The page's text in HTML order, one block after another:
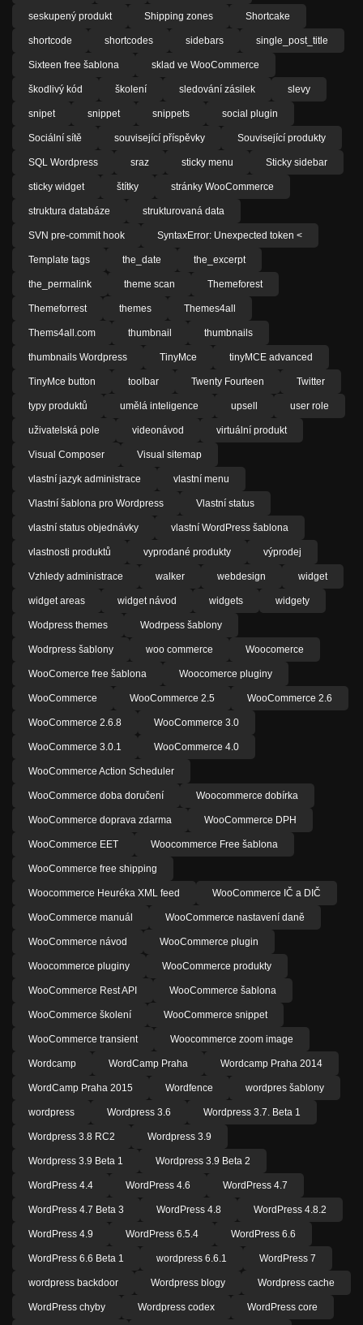
seskupený produkt Shipping zones Shortcake
shortcode shortcodes sidebars single_post_title
Sixteen free šablona sklad ve WooCommerce
škodlivý kód školení sledování zásilek slevy
snipet snippet snippets social plugin
Sociální sítě související příspěvky Související produkty
SQL Wordpress sraz sticky menu Sticky sidebar
sticky widget štítky stránky WooCommerce
struktura databáze strukturovaná data
SVN pre-commit hook SyntaxError: Unexpected token <
Template tags the_date the_excerpt
the_permalink theme scan Themeforest
Themeforrest themes Themes4all
Thems4all.com thumbnail thumbnails
thumbnails Wordpress TinyMce tinyMCE advanced
TinyMce button toolbar Twenty Fourteen Twitter
typy produktů umělá inteligence upsell user role
uživatelská pole videonávod virtuální produkt
Visual Composer Visual sitemap
vlastní jazyk administrace vlastní menu
Vlastní šablona pro Wordpress Vlastní status
vlastní status objednávky vlastní WordPress šablona
vlastnosti produktů vyprodané produkty výprodej
Vzhledy administrace walker webdesign widget
widget areas widget návod widgets widgety
Wodpress themes Wodrpess šablony
Wodrpress šablony woo commerce Woocomerce
WooComerce free šablona Woocomerce pluginy
WooCommerce WooCommerce 2.5 WooCommerce 2.6
WooCommerce 2.6.8 WooCommerce 3.0
WooCommerce 3.0.1 WooCommerce 4.0
WooCommerce Action Scheduler
WooCommerce doba doručení Woocommerce dobírka
WooCommerce doprava zdarma WooCommerce DPH
WooCommerce EET Woocommerce Free šablona
WooCommerce free shipping
Woocommerce Heuréka XML feed WooCommerce IČ a DIČ
WooCommerce manuál WooCommerce nastavení daně
WooCommerce návod WooCommerce plugin
Woocommerce pluginy WooCommerce produkty
WooCommerce Rest API WooCommerce šablona
WooCommerce školení WooCommerce snippet
WooCommerce transient Woocommerce zoom image
Wordcamp WordCamp Praha Wordcamp Praha 2014
WordCamp Praha 2015 Wordfence wordpres šablony
wordpress Wordpress 3.6 Wordpress 3.7. Beta 1
Wordpress 3.8 RC2 Wordpress 3.9
Wordpress 3.9 Beta 1 Wordpress 3.9 Beta 2
WordPress 4.4 WordPress 4.6 WordPress 4.7
WordPress 4.7 Beta 3 WordPress 4.8 WordPress 4.8.2
WordPress 4.9 WordPress 6.5.4 WordPress 6.6
WordPress 6.6 Beta 1 wordpress 6.6.1 WordPress 7
wordpress backdoor Wordpress blogy Wordpress cache
WordPress chyby Wordpress codex WordPress core